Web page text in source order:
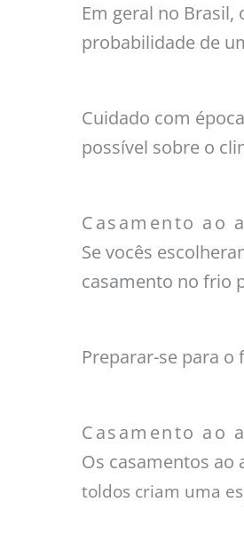
Em geral no Brasil,
probabilidade de
Cuidado com
possível sobre o
Casamento ao
Se vocês
casamento no frio
Preparar-se para
Casamento ao
Os casamentos
toldos criam uma